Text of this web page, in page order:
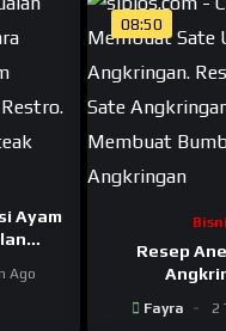
Ayam
Ago
08:50
Resep
Fayra 2